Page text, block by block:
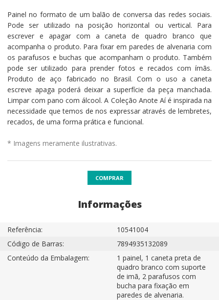
Painel no formato de um balão de conversa das redes sociais.
Pode ser utilizado na posição horizontal ou vertical. Para
escrever e apagar com a caneta de quadro branco que
acompanha o produto. Para fixar em paredes de alvenaria com
os parafusos e buchas que acompanham o produto. Também
pode ser utilizado para prender fotos e recados com ímãs.
Produto de aço fabricado no Brasil. Com o uso a caneta
escreve apaga poderá deixar a superfície da peça manchada.
Limpar com pano com álcool. A Coleção Anote Aí é inspirada na
necessidade que temos de nos expressar através de lembretes,
recados, de uma forma prática e funcional.
* Imagens meramente ilustrativas.
COMPRAR
Informações
Referência:
10541004
Código de Barras:
7894935132089
Conteúdo da Embalagem:
1 painel, 1 caneta preta de
quadro branco com suporte
de imã, 2 parafusos com
bucha para fixação em
paredes de alvenaria.